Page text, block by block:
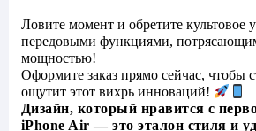
Ловите момент и обретите культовое
передовыми функциями,
мощностью!
Оформите заказ прямо сейчас, чтобы
ощутит этот вихрь инноваций!
Дизайн, который нравится с
iPhone Air — это эталон стиля и